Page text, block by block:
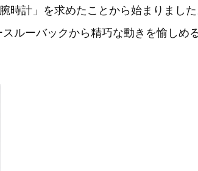
計」を求めたことから始まりました
ルーバックから精巧な動きを愉しめ